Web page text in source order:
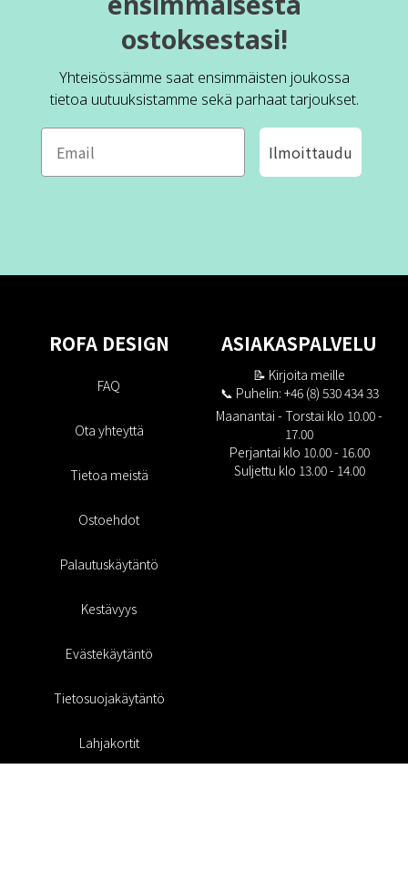
ostoksestasi!
Yhteisössämme saat ensimmäisten joukossa
tietoa uutuuksistamme sekä parhaat tarjoukset.
Ilmoittaudu
ROFA DESIGN
FAQ
Ota yhteyttä
Tietoa meistä
Ostoehdot
Palautuskäytäntö
Kestävyys
Evästekäytäntö
Tietosuojakäytäntö
Lahjakortit
ASIAKASPALVELU
📝 Kirjoita meille
📞 Puhelin: +46 (8) 530 434 33
Maanantai - Torstai klo 10.00 -
17.00
Perjantai klo 10.00 - 16.00
Suljettu klo 13.00 - 14.00